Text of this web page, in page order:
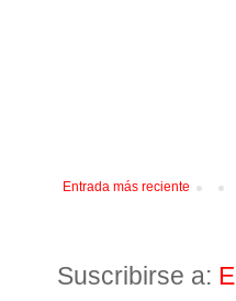
Entrada más reciente
Suscribirse a: